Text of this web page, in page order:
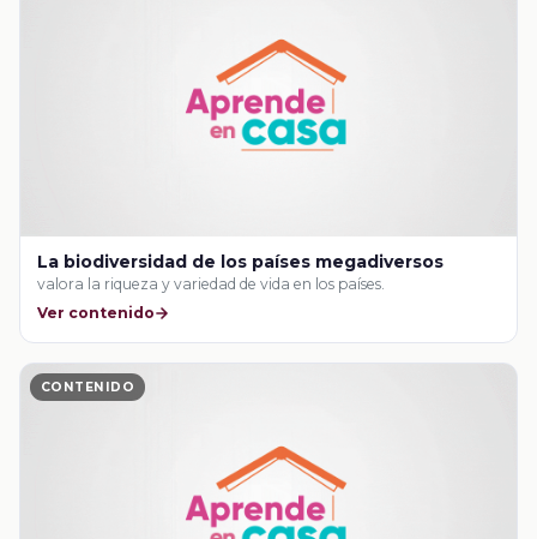
La biodiversidad de los países megadiversos
valora la riqueza y variedad de vida en los países.
Ver contenido
CONTENIDO